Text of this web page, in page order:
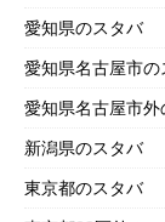
愛知県のスタバ
愛知県名古屋市の
愛知県名古屋市
新潟県のスタバ
東京都のスタバ